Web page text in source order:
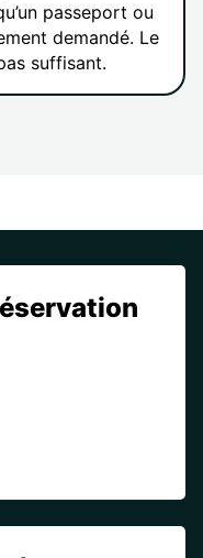
passeport ou
demandé. Le
suffisant.